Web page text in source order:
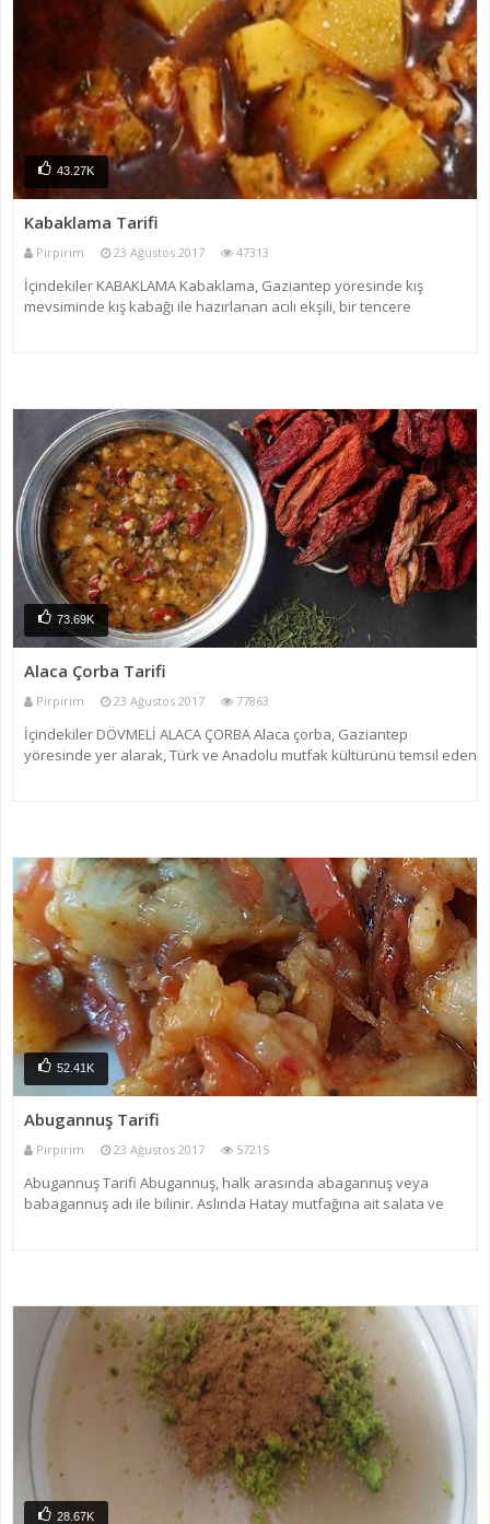
43.27K
Kabaklama Tarifi
Pirpirim 23 Ağustos 2017 47313
İçindekiler KABAKLAMA Kabaklama, Gaziantep yöresinde kış
mevsiminde kış kabağı ile hazırlanan acılı ekşili, bir tencere
73.69K
Alaca Çorba Tarifi
Pirpirim 23 Ağustos 2017 77863
İçindekiler DÖVMELİ ALACA ÇORBA Alaca çorba, Gaziantep
yöresinde yer alarak, Türk ve Anadolu mutfak kültürünü temsil eden
52.41K
Abugannuş Tarifi
Pirpirim 23 Ağustos 2017 57215
Abugannuş Tarifi Abugannuş, halk arasında abagannuş veya
babagannuş adı ile bilinir. Aslında Hatay mutfağına ait salata ve
28.67K